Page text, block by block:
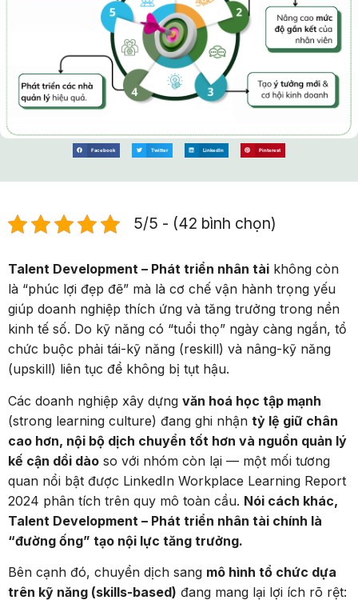
5/5 - (42 bình chọn)
Talent Development – Phát triển nhân tài không còn
là “phúc lợi đẹp đẽ” mà là cơ chế vận hành trọng yếu
giúp doanh nghiệp thích ứng và tăng trưởng trong nền
kinh tế số. Do kỹ năng có “tuổi thọ” ngày càng ngắn, tổ
chức buộc phải tái-kỹ năng (reskill) và nâng-kỹ năng
(upskill) liên tục để không bị tụt hậu.
Các doanh nghiệp xây dựng văn hoá học tập mạnh
(strong learning culture) đang ghi nhận tỷ lệ giữ chân
cao hơn, nội bộ dịch chuyển tốt hơn và nguồn quản lý
kế cận dồi dào so với nhóm còn lại — một mối tương
quan nổi bật được LinkedIn Workplace Learning Report
2024 phân tích trên quy mô toàn cầu. Nói cách khác,
Talent Development – Phát triển nhân tài chính là
“đường ống” tạo nội lực tăng trưởng.
Bên cạnh đó, chuyển dịch sang mô hình tổ chức dựa
trên kỹ năng (skills-based) đang mang lại lợi ích rõ rệt: